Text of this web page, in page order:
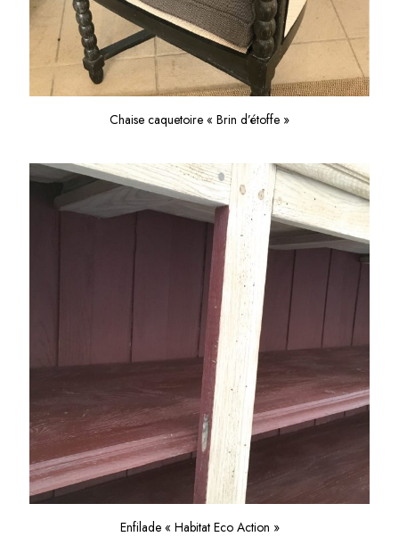
Chaise caquetoire « Brin d’étoffe »
Enfilade « Habitat Eco Action »